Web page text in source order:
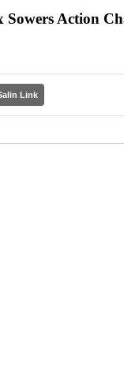
Action
Link